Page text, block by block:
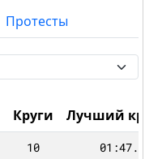
Протесты
Круги
Лучший
10